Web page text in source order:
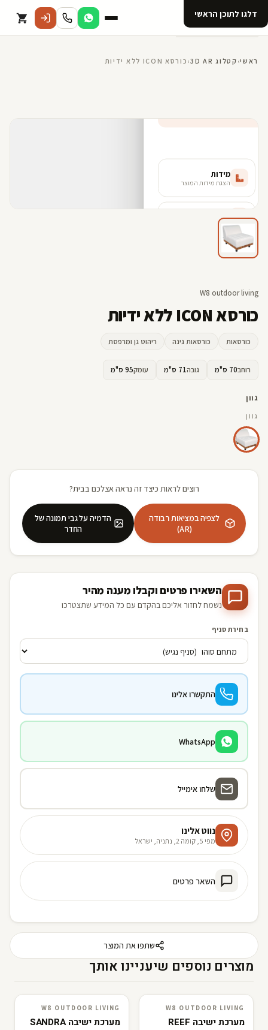
דלגו לתוכן הראשי
קטלוגראשי› קטלוג 3D AR › כורסא ICON ללא ידיות
W8 outdoor living
כורסא ICON ללא ידיות
כורסאות כורסאות גינה ריהוט גן ומרפסת
רוחב70 ס"מ גובה71 ס"מ עומק95 ס"מ
גוון
גוון
רוצים לראות כיצד זה נראה אצלכם בבית?
לצפיה במציאות רבודה
(AR)
הדמיה על גבי תמונה של
החדר
השאירו פרטים וקבלו מענה מהיר
נשמח לחזור אליכם בהקדם עם כל המידע שתצטרכו
בחירת סניף
התקשרו אלינו
WhatsApp
שלחו אימייל
נווט אלינו
מפי 5, קומה 2, נתניה, ישראל
השאר פרטים
שתפו את המוצר
מוצרים נוספים שיעניינו אותך
3D · AR
W8 outdoor living
W8 OUTDOOR LIVING
מערכת ישיבה REEF
3D · AR
W8 outdoor living
W8 OUTDOOR LIVING
מערכת ישיבה SANDRA